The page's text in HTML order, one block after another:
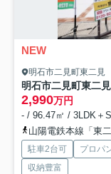
NEW
明石市二見町東二見
明石市二見町東二
2,990万円
- / 96.47㎡ / 3LDK＋
山陽電鉄本線「東
駐車2台可 プロパ
収納豊富